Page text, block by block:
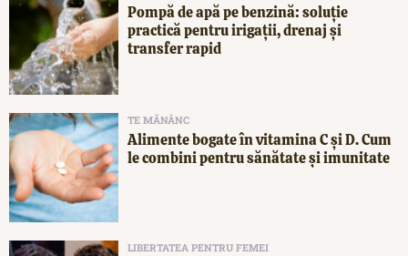
Pompă de apă pe benzină: soluție
practică pentru irigații, drenaj și
transfer rapid
TE MĂNÂNC
Alimente bogate în vitamina C și D. Cum
le combini pentru sănătate și imunitate
LIBERTATEA PENTRU FEMEI